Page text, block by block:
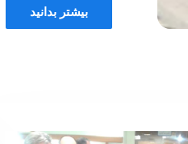
بیشتر بدانید